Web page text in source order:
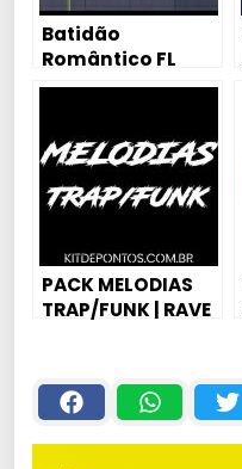
Batidão
Romântico FL
Studio ”Não Fala
DOWNLOAD)
PACK MELODIAS
TRAP/FUNK | RAVE